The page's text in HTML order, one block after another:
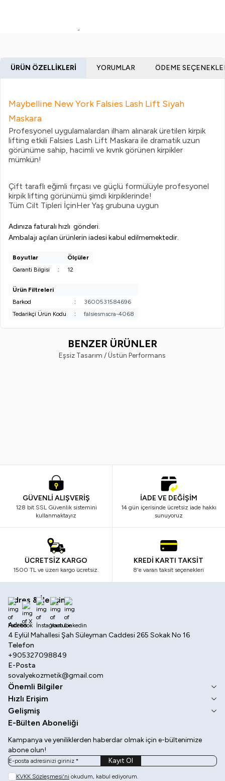
ÜRÜN ÖZELLIKLERI YORUMLAR ÖDEME
Maybelline New York Falsies Lash Lift Siyah
Maskara
Profesyonel uygulamalardan ilham alınarak üretilen kirpik
lifting etkili Falsies Lash Lift Maskara ile dramatik uzun
görünüme sahip, hacimli ve kıvrık görünen kirpikler
mümkün!
Çift taraflı eğimli fırçası ve güçlü formülüyle profesyonel
kirpik lifting görünümü şimdi kirpiklerinde!
Tüm Cilt Tipleri İçinHer Yaş grubuna uygun
Adınıza faturalı hızlı gönderi.
Ambalajı açılan ürünlerin iadesi kabul edilmemektedir.
Boyutlar
Ölçüler
Garanti Bilgisi
: 12
Ürün Filtreleri
Barkod
:
3600531584696
Tedarikçi Ürün Kodu
: falsiesmscra-4068
BENZER ÜRÜNLER
Eşsiz Tasarım / Üstün Performans
GÜVENLİ ALIŞVERİŞ
128 bit SSL Güvenlik sistemini
kullanmaktayız
İADE VE DEĞİŞİM
14 gün içerisinde ücretsiz iade hakkı
sunuyoruz
ÜCRETSİZ KARGO
1500 TL ve üzeri kargo ücretsiz.
KREDİ KARTI TAKSİT
8'e varan taksit seçenekleri
Adres & İletişim
Adres
4 Eylül Mahallesi Şah Süleyman Caddesi 265 Sokak No 16
Telefon
+905327098849
E-Posta
sovalyekozmetik@gmail.com
Facebook
X İnstagram
Youtube
Önemli Bilgiler
Hızlı Erişim
Gelişmiş
E-Bülten Aboneliği
Kampanya ve yeniliklerden haberdar olmak için e-bültenimize
abone olun!
Kayıt Ol
KVKK Sözleşmesi'ni okudum, kabul ediyorum.